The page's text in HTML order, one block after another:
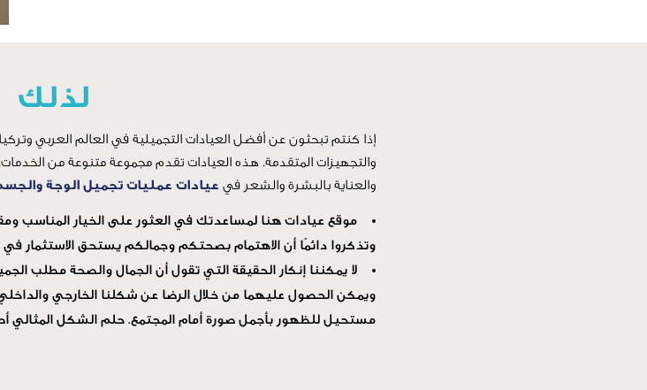
لذلك
إذا كنتم تبحثون عن أفضل العيادات التجميلية في العالم العربي
والتجهيزات المتقدمة. هذه العيادات تقدم مجموعة متنوعة من الخدمات،
والعناية بالبشرة والشعر في عيادات عمليات تجميل الوجة
موقع عيادات هنا لمساعدتك في العثور على الخيار المناسب
وتذكروا دائمًا أن الاهتمام بصحتكم وجمالكم يستحق الاستثمار
لا يمكننا إنكار الحقيقة التي تقول أن الجمال والصحة مطلب
ويمكن الحصول عليهما من خلال الرضا عن شكلنا الخارجي
مستحيل للظهور بأجمل صورة أمام المجتمع. حلم الشكل المثالي